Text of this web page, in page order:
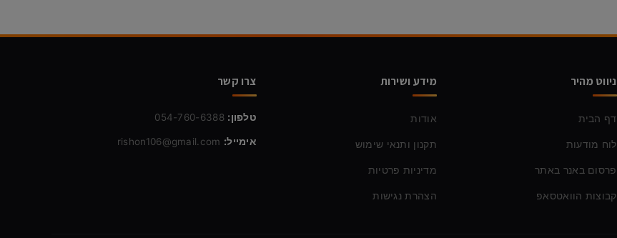
ניווט מהיר
דף הבית
לוח מודעות
פרסום באנר באתר
קבוצות הוואטסאפ
מידע ושירות
אודות
תקנון ותנאי שימוש
מדיניות פרטיות
הצהרת נגישות
צרו קשר
טלפון: 054-760-6388
אימייל: rishon106@gmail.com